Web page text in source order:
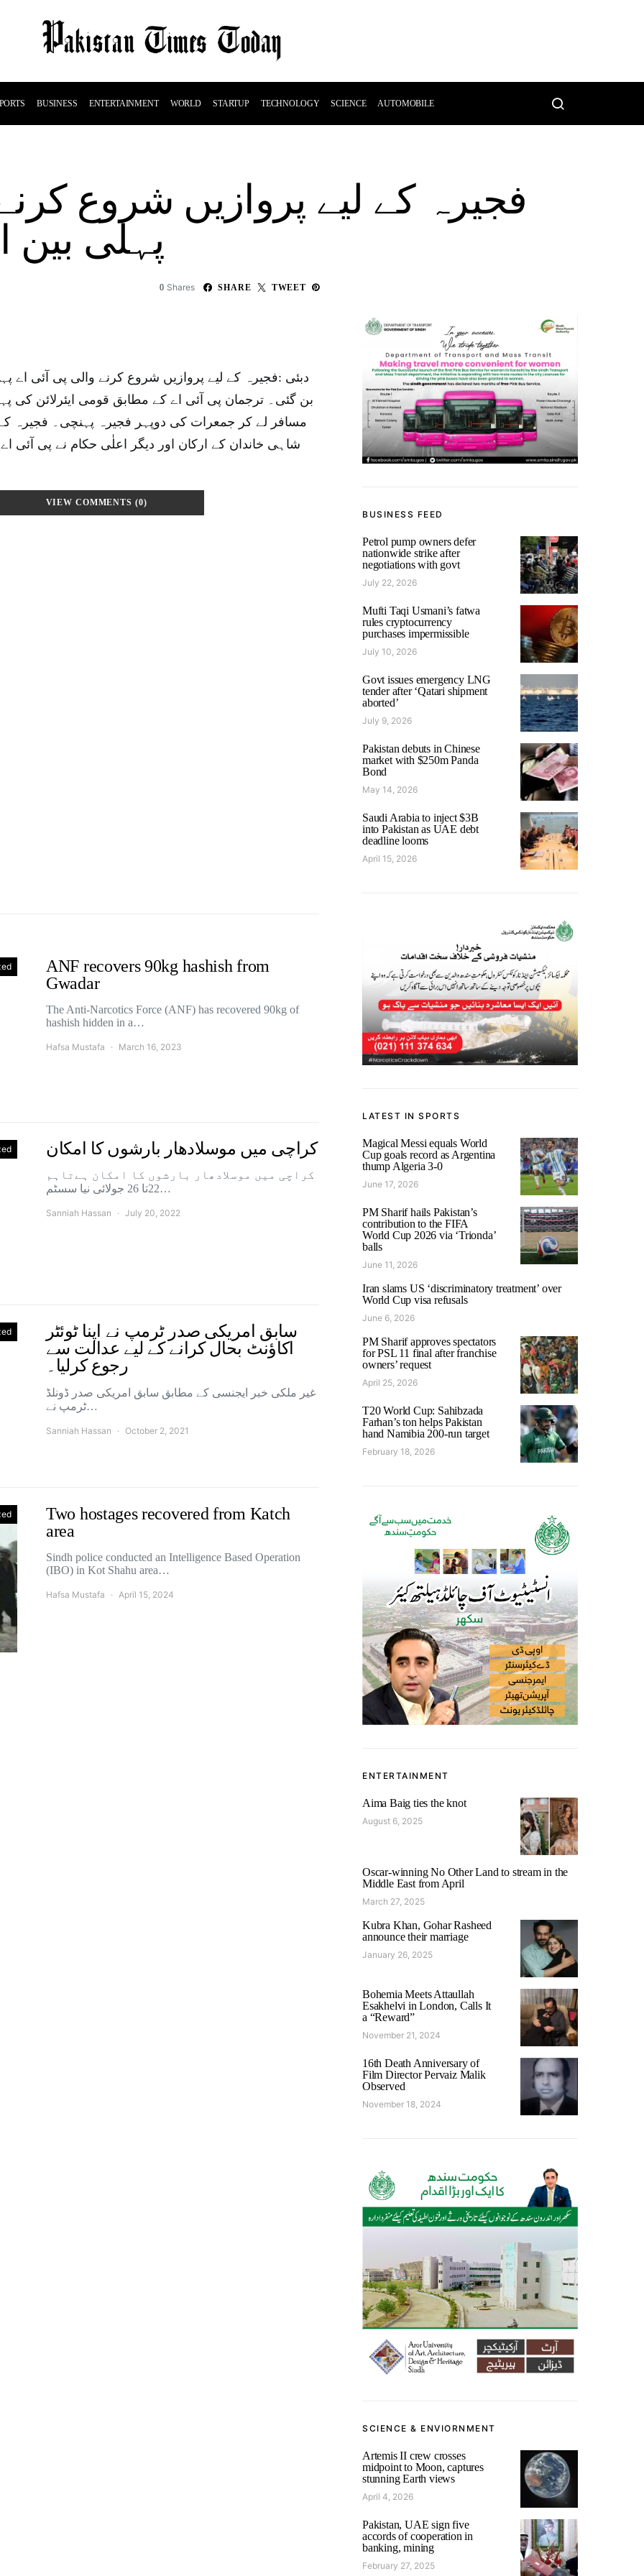
BUSINESS ENTERTAINMENT WORLD STARTUP TECHNOLOGY SCIENCE AUTOMOBILE
فجیرہ کے لیے پروازیں شروع
پہلی بین
0 Shares SHARE TWEET
دبئی :فجیرہ کے لیے پروازیں شروع کرنے والی پی آئی اے
مسافر لے کر جمعرات کی دوپہر فجیرہ پہنچی۔ فجیرہ
شاہی خاندان کے ارکان اور دیگر اعلٰی حکام نے پی آئی اے
VIEW COMMENTS (0)
ANF recovers 90kg hashish from
Gwadar
The Anti-Narcotics Force (ANF) has recovered 90kg of
hashish hidden in a…
Hafsa Mustafa March 16, 2023
کراچی میں موسلادھار بارشوں کا امکان
کراچی میں موسلادھار بارشوں کا امکان ہےتاہم
22تا 26 جولائی نیا سسٹم…
Sanniah Hassan July 20, 2022
سابق امریکی صدر ٹرمپ نے اپنا ٹوئٹر
اکاؤنٹ بحال کرانے کے لیے عدالت سے
رجوع کرلیا۔
غیر ملکی خبر ایجنسی کے مطابق سابق امریکی صدر ڈونلڈ
ٹرمپ نے…
Sanniah Hassan October 2, 2021
Two hostages recovered from Katch
area
Sindh police conducted an Intelligence Based Operation
(IBO) in Kot Shahu area…
Hafsa Mustafa April 15, 2024
BUSINESS FEED
Petrol pump owners defer
nationwide strike after
negotiations with govt
July 22, 2026
Mufti Taqi Usmani’s fatwa
rules cryptocurrency
purchases impermissible
July 10, 2026
Govt issues emergency LNG
tender after ‘Qatari shipment
aborted’
July 9, 2026
Pakistan debuts in Chinese
market with $250m Panda
Bond
May 14, 2026
Saudi Arabia to inject $3B
into Pakistan as UAE debt
deadline looms
April 15, 2026
LATEST IN SPORTS
Magical Messi equals World
Cup goals record as Argentina
thump Algeria 3-0
June 17, 2026
PM Sharif hails Pakistan’s
contribution to the FIFA
World Cup 2026 via ‘Trionda’
balls
June 11, 2026
Iran slams US ‘discriminatory treatment’ over
World Cup visa refusals
June 6, 2026
PM Sharif approves spectators
for PSL 11 final after franchise
owners’ request
April 25, 2026
T20 World Cup: Sahibzada
Farhan’s ton helps Pakistan
hand Namibia 200-run target
February 18, 2026
ENTERTAINMENT
Aima Baig ties the knot
August 6, 2025
Oscar-winning No Other Land to stream in the
Middle East from April
March 27, 2025
Kubra Khan, Gohar Rasheed
announce their marriage
January 26, 2025
Bohemia Meets Attaullah
Esakhelvi in London, Calls It
a “Reward”
November 21, 2024
16th Death Anniversary of
Film Director Pervaiz Malik
Observed
November 18, 2024
SCIENCE & ENVIORNMENT
Artemis II crew crosses
midpoint to Moon, captures
stunning Earth views
April 4, 2026
Pakistan, UAE sign five
accords of cooperation in
banking, mining
February 27, 2025